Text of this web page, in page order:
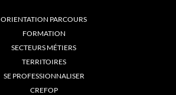
ORIENTATION PARCOURS
FORMATION
SECTEURS MÉTIERS
TERRITOIRES
SE PROFESSIONNALISER
CREFOP